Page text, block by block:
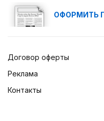
ОФОРМИТЬ
Договор оферты
Реклама
Контакты